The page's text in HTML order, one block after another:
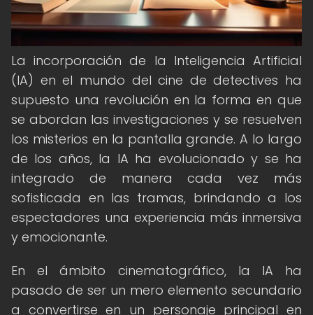
La incorporación de la Inteligencia Artificial
(IA) en el mundo del cine de detectives ha
supuesto una revolución en la forma en que
se abordan las investigaciones y se resuelven
los misterios en la pantalla grande. A lo largo
de los años, la IA ha evolucionado y se ha
integrado de manera cada vez más
sofisticada en las tramas, brindando a los
espectadores una experiencia más inmersiva
y emocionante.
En el ámbito cinematográfico, la IA ha
pasado de ser un mero elemento secundario
a convertirse en un personaje principal en